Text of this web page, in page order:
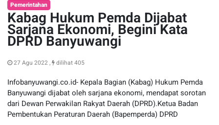
Pemerintahan
Kabag Hukum Pemda Dijabat
Sarjana Ekonomi, Begini Kata
DPRD Banyuwangi
27 Agu 2022 , dilihat 405
Infobanyuwangi.co.id- Kepala Bagian (Kabag) Hukum Pemda
Banyuwangi dijabat oleh sarjana ekonomi, mendapat sorotan
dari Dewan Perwakilan Rakyat Daerah (DPRD).Ketua Badan
Pembentukan Peraturan Daerah (Bapemperda) DPRD